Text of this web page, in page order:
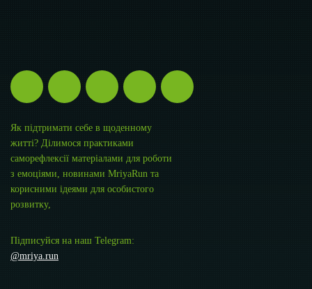
Як підтримати себе в щоденному
житті? Ділимося практиками
саморефлексії матеріалами для роботи
з емоціями, новинами MriyaRun та
корисними ідеями для особистого
розвитку,
Підписуйся на наш Telegram:
@mriya.run